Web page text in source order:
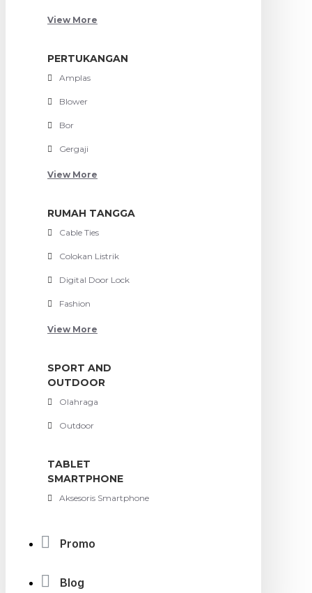
View More
PERTUKANGAN
Amplas
Blower
Bor
Gergaji
View More
RUMAH TANGGA
Cable Ties
Colokan Listrik
Digital Door Lock
Fashion
View More
SPORT AND
OUTDOOR
Olahraga
Outdoor
TABLET
SMARTPHONE
Aksesoris Smartphone
Promo
Blog